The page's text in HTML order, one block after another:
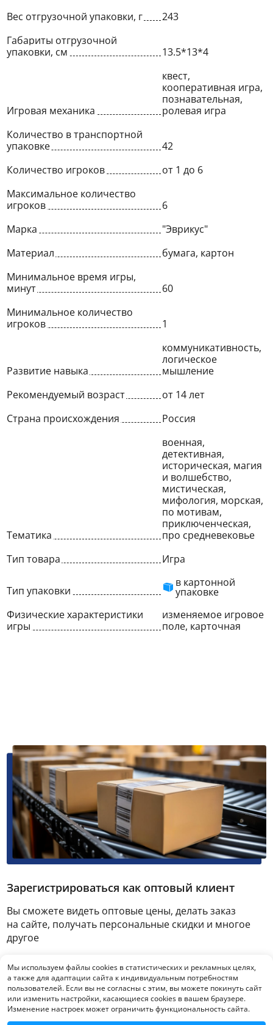
Вес отгрузочной упаковки, г
243
Габариты отгрузочной
упаковки, см
13.5*13*4
Игровая механика
квест,
кооперативная игра,
познавательная,
ролевая игра
Количество в транспортной
упаковке
42
Количество игроков
от 1 до 6
Максимальное количество
игроков
6
Марка
"Эврикус"
Материал
бумага, картон
Минимальное время игры,
минут
60
Минимальное количество
игроков
1
Развитие навыка
коммуникативность,
логическое
мышление
Рекомендуемый возраст
от 14 лет
Страна происхождения
Россия
Тематика
военная,
детективная,
историческая, магия
и волшебство,
мистическая,
мифология, морская,
по мотивам,
приключенческая,
про средневековье
Тип товара
Игра
Тип упаковки
в картонной
упаковке
Физические характеристики
игры
изменяемое игровое
поле, карточная
Зарегистрироваться как оптовый клиент
Вы сможете видеть оптовые цены, делать заказ
на сайте, получать персональные скидки и многое
другое
Зарегистрироваться
Мы используем файлы cookies в статистических и рекламных целях,
а также для адаптации сайта к индивидуальным потребностям
пользователей. Если вы не согласны с этим, вы можете покинуть сайт
или изменить настройки, касающиеся cookies в вашем браузере.
Изменение настроек может ограничить функциональность сайта.